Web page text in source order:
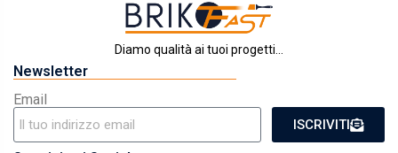
Diamo qualità ai tuoi progetti...
Newsletter
Email
ISCRIVITI